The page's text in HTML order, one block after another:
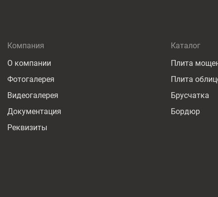
Компания
О компании
Фотогалерея
Видеогалерея
Документация
Реквизиты
Каталог
Плита
Плита
Брусчатка
Бордюр